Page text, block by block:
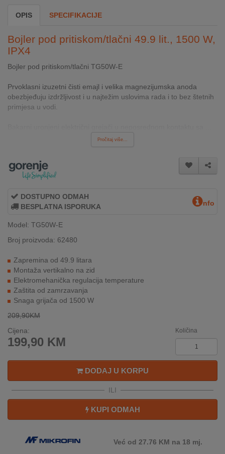
&
GAME
INTERNO
BRENDOVI
NOVO
U
KONTAKT
KUPOVINA
I
SERVIS
NAMA
KUPITI?
KUPOVINA
OPIS SPECIFIKACIJE
Bojler pod pritiskom/tlačni 49.9 lit., 1500 W,
IPX4
Bojler pod pritiskom/tlačni TG50W-E
Prvoklasni izuzetni čisti emajl i velika magnezijumska anoda
obezbjeđuju izdržljivost i u najtežim uslovima rada i to bez štetnih
primjesa u vodi.
Pročitaj više...
DOSTUPNO ODMAH
BESPLATNA ISPORUKA
nfo
Model: TG50W-E
Broj proizvoda: 62480
Zapremina od 49.9 litara
Montaža vertikalno na zid
Elektromehanička regulacija temperature
Zaštita od zamrzavanja
Snaga grijača od 1500 W
209,90KM
Cijena:
199,90 KM
Količina
DODAJ U KORPU
ILI
KUPI ODMAH
Već od 27.76 KM na 18 mj.